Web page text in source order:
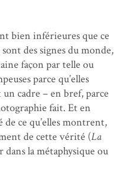
bien inférieures que ce
sont des signes du monde,
façon par telle ou
parce qu’elles
un cadre – en bref, parce
fait. Et en
ce qu’elles montrent,
de cette vérité (La
dans la métaphysique ou